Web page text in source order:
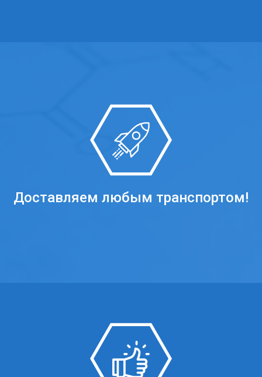
Доставляем любым транспортом!